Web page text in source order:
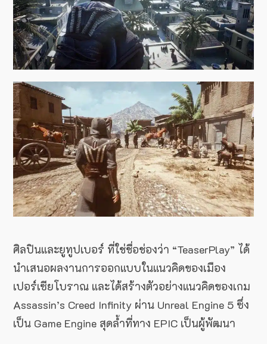
ศิลปินและยูทูปเบอร์ ที่ใช่ชื่อช่องว่า “TeaserPlay” ได้
นำเสนอผลงานการออกแบบในแนวคิดของเมือง
เปอร์เซียโบราณ และได้สร้างตัวอย่างแนวคิดของเกม
Assassin’s Creed Infinity ผ่าน Unreal Engine 5 ซึ่ง
เป็น Game Engine สุดล้ำที่ทาง EPIC เป็นผู้พัฒนา